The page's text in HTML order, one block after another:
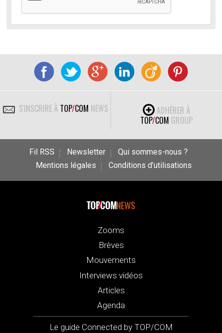
S'INSCRIRE À TOP/COM NEWS
ADHÉRER À
TOP/COM GROUP
Fil RSS Newsletter
Qui sommes-nous ?
Mentions légales
Conditions d’utilisations
NEWS
Zooms
Brèves
Mouvements
Interviews vidéos
Articles
Agenda
Le guide Connected by TOP/COM